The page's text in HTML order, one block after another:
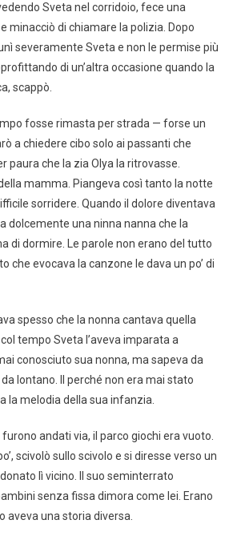
Sveta nel corridoio, fece una
minacciò di chiamare la polizia. Dopo
severamente Sveta e non le permise più
di un’altra occasione quando la
scappò.
fosse rimasta per strada — forse un
a chiedere cibo solo ai passanti che
paura che la zia Olya la ritrovasse.
mamma. Piangeva così tanto la notte
sorridere. Quando il dolore diventava
dolcemente una ninna nanna che la
di dormire. Le parole non erano del tutto
che evocava la canzone le dava un po’ di
spesso che la nonna cantava quella
tempo Sveta l’aveva imparata a
conosciuto sua nonna, ma sapeva da
lontano. Il perché non era mai stato
la melodia della sua infanzia.
andati via, il parco giochi era vuoto.
scivolò sullo scivolo e si diresse verso un
lì vicino. Il suo seminterrato
senza fissa dimora come lei. Erano
aveva una storia diversa.